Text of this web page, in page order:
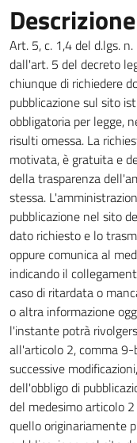
Descrizione
Art. 5, c. 1,4 del d.lgs.
dall'art. 5 del decreto
chiunque di richiedere
pubblicazione sul sito
obbligatoria per legge,
risulti omessa. La
motivata, è gratuita e
della trasparenza
stessa.
pubblicazione nel sito
dato richiesto e lo
oppure comunica al
indicando il
caso di ritardata o
o altra informazione
l'instante potrà
all'articolo 2, comma
successive
dell'obbligo di
del medesimo articolo
quello originariamente